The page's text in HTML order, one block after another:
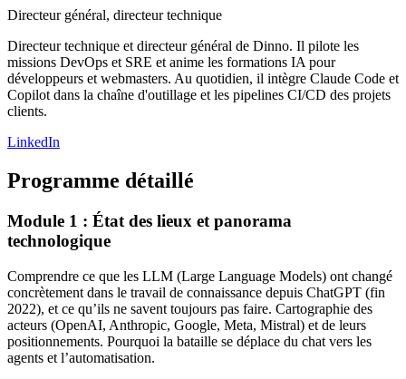
Directeur général, directeur technique
Directeur technique et directeur général de Dinno. Il pilote les
missions DevOps et SRE et anime les formations IA pour
développeurs et webmasters. Au quotidien, il intègre Claude Code et
Copilot dans la chaîne d'outillage et les pipelines CI/CD des projets
clients.
LinkedIn
Programme détaillé
Module 1 : État des lieux et panorama
technologique
Comprendre ce que les LLM (Large Language Models) ont changé
concrètement dans le travail de connaissance depuis ChatGPT (fin
2022), et ce qu’ils ne savent toujours pas faire. Cartographie des
acteurs (OpenAI, Anthropic, Google, Meta, Mistral) et de leurs
positionnements. Pourquoi la bataille se déplace du chat vers les
agents et l’automatisation.